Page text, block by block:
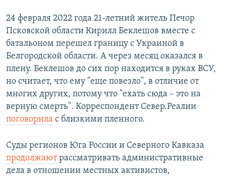
24 февраля 2022 года 21-летний житель Печор
Псковской области Кирилл Беклешов вместе с
батальоном перешел границу с Украиной в
Белгородской области. А через месяц оказался в
плену. Беклешов до сих пор находится в руках ВСУ,
но считает, что ему "еще повезло", в отличие от
многих других, потому что "ехать сюда – это на
верную смерть". Корреспондент Север.Реалии
поговорила с близкими пленного.
Суды регионов Юга России и Северного Кавказа
продолжаютрассматривать административные
дела в отношении местных активистов,